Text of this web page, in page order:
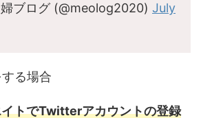
ブログ (@meolog2020) July
する場合
トでTwitterアカウントの登録